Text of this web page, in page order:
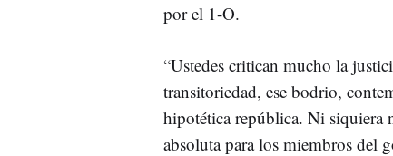
por el 1-O.
“Ustedes critican mucho la
transitoriedad, ese bodrio,
hipotética república. Ni siquiera
absoluta para los miembros del